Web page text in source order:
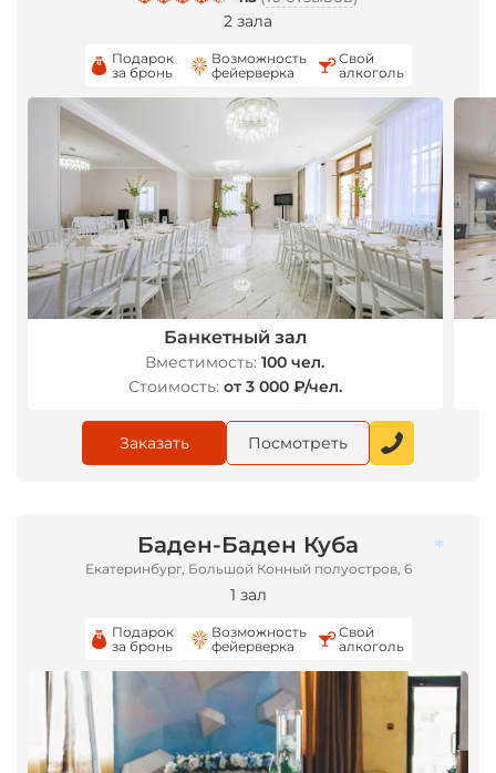
2 зала
Подарок
за бронь
Возможность
фейерверка
Свой
алкоголь
Банкетный зал
Вместимость: 100 чел.
Стоимость: от 3 000 ₽/чел.
Заказать Посмотреть
Баден-Баден Куба
Екатеринбург, Большой Конный полуостров, 6
1 зал
Подарок
за бронь
Возможность
фейерверка
Свой
алкоголь